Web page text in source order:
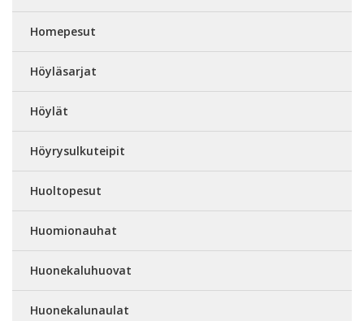
Homepesut
Höyläsarjat
Höylät
Höyrysulkuteipit
Huoltopesut
Huomionauhat
Huonekaluhuovat
Huonekalunaulat